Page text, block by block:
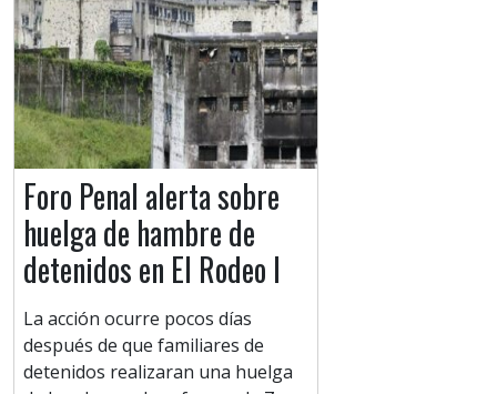
Foro Penal alerta sobre
huelga de hambre de
detenidos en El Rodeo I
La acción ocurre pocos días
después de que familiares de
detenidos realizaran una huelga